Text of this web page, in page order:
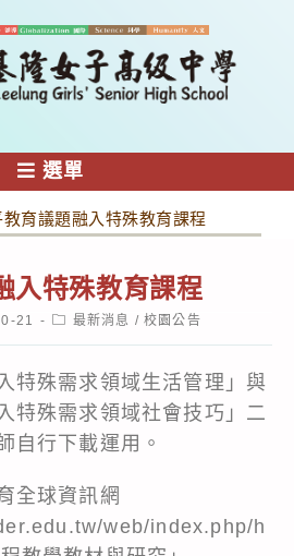
選單
教育議題融入特殊教育課程
入特殊教育課程
21
Post最新消息 / 校園公告
特殊需求領域生活管理」與
特殊需求領域社會技巧」二
自行下載運用。
全球資訊網
web/index.php/h